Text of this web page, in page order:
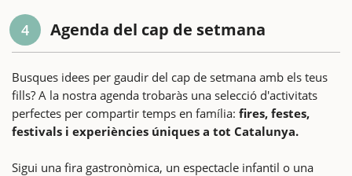
4 Agenda del cap de setmana
Busques idees per gaudir del cap de setmana amb els teus
fills? A la nostra agenda trobaràs una selecció d'activitats
perfectes per compartir temps en família: fires, festes,
festivals i experiències úniques a tot Catalunya.
Sigui una fira gastronòmica, un espectacle infantil o una